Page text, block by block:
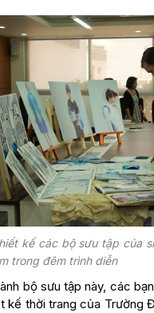
kế các bộ sưu tập của
trong đêm trình diễn
bộ sưu tập này, các
kế thời trang của Trường